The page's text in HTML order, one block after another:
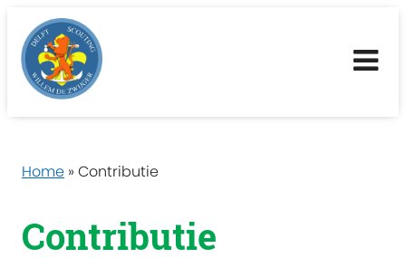
Home » Contributie
Contributie